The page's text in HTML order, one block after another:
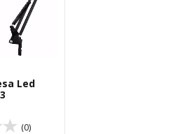
Led
(0)